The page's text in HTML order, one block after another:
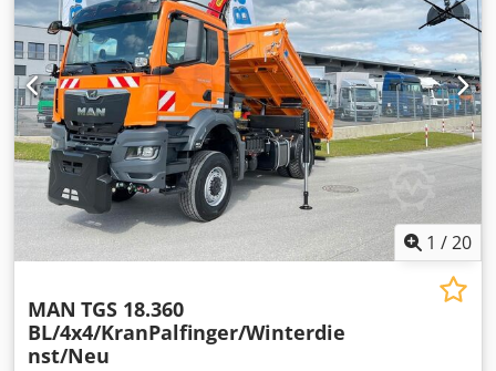
1 /20
MAN TGS 18.360
BL/4x4/KranPalfinger/Winterdie
nst/Neu